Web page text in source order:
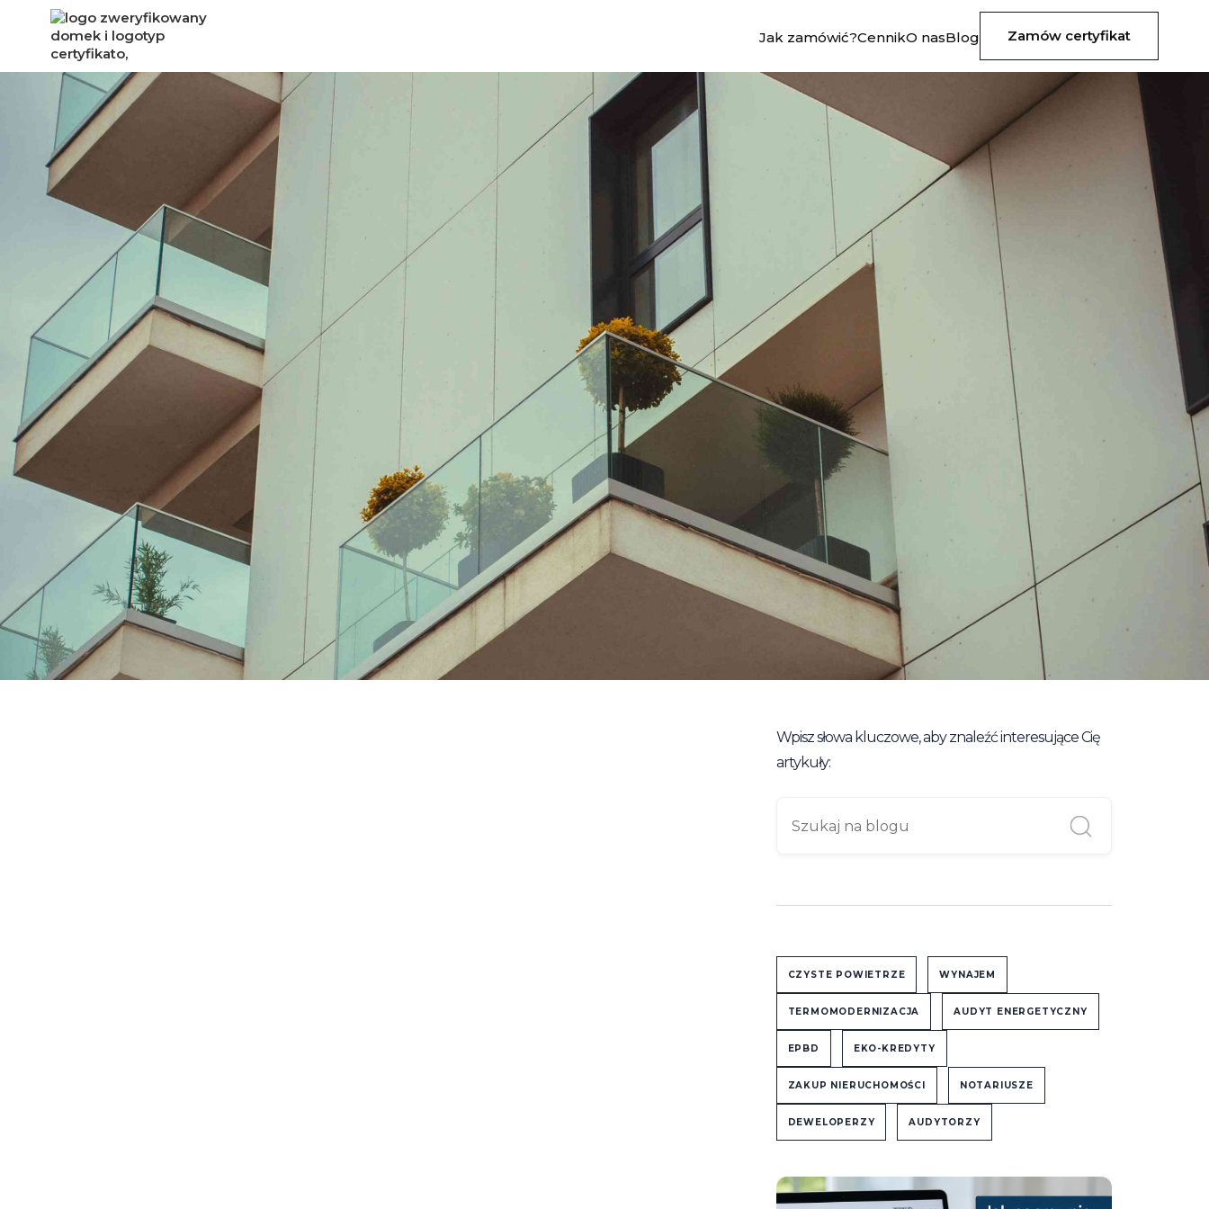
Jak zamówić?CennikO nasBlog Zamów certyfikat
CERTYFIKAT
Karol Kiełczyński 4/2/2024
Wpisz słowa kluczowe, aby znaleźć interesujące Cię
artykuły:
CZYSTE POWIETRZE WYNAJEM
TERMOMODERNIZACJA AUDYT ENERGETYCZNY
EPBD EKO-KREDYTY
ZAKUP NIERUCHOMOŚCI NOTARIUSZE
DEWELOPERZY AUDYTORZY